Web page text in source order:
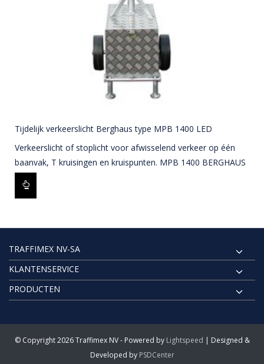
Tijdelijk verkeerslicht Berghaus type MPB 1400 LED
Verkeerslicht of stoplicht voor afwisselend verkeer op één
baanvak, T kruisingen en kruispunten. MPB 1400 BERGHAUS
TRAFFIMEX NV-SA
KLANTENSERVICE
PRODUCTEN
© Copyright 2026 Traffimex NV - Powered by Lightspeed | Designed &
Developed by PSDCenter